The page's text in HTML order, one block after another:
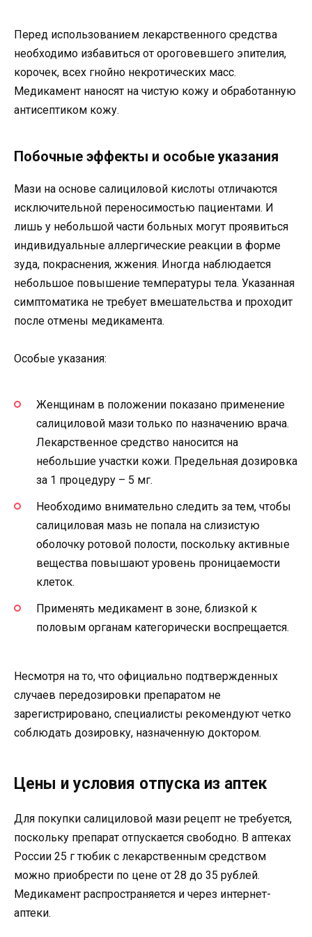
Перед использованием лекарственного средства
необходимо избавиться от ороговевшего эпителия,
корочек, всех гнойно некротических масс.
Медикамент наносят на чистую кожу и обработанную
антисептиком кожу.
Побочные эффекты и особые указания
Мази на основе салициловой кислоты отличаются
исключительной переносимостью пациентами. И
лишь у небольшой части больных могут проявиться
индивидуальные аллергические реакции в форме
зуда, покраснения, жжения. Иногда наблюдается
небольшое повышение температуры тела. Указанная
симптоматика не требует вмешательства и проходит
после отмены медикамента.
Особые указания:
Женщинам в положении показано применение
салициловой мази только по назначению врача.
Лекарственное средство наносится на
небольшие участки кожи. Предельная дозировка
за 1 процедуру – 5 мг.
Необходимо внимательно следить за тем, чтобы
салициловая мазь не попала на слизистую
оболочку ротовой полости, поскольку активные
вещества повышают уровень проницаемости
клеток.
Применять медикамент в зоне, близкой к
половым органам категорически воспрещается.
Несмотря на то, что официально подтвержденных
случаев передозировки препаратом не
зарегистрировано, специалисты рекомендуют четко
соблюдать дозировку, назначенную доктором.
Цены и условия отпуска из аптек
Для покупки салициловой мази рецепт не требуется,
поскольку препарат отпускается свободно. В аптеках
России 25 г тюбик с лекарственным средством
можно приобрести по цене от 28 до 35 рублей.
Медикамент распространяется и через интернет-
аптеки.